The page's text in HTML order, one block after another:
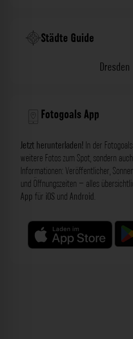
Städte Guide
Dresden
Fotogoals App
Jetzt herunterladen! In der
weitere Fotos zum Spot, sondern
Informationen: Veröffentlicher,
und Öffnungszeiten – alles
App für iOS und Android.